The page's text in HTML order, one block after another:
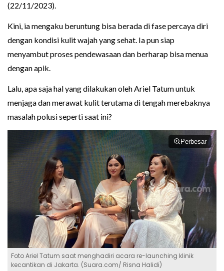
(22/11/2023).
Kini, ia mengaku beruntung bisa berada di fase percaya diri
dengan kondisi kulit wajah yang sehat. Ia pun siap
menyambut proses pendewasaan dan berharap bisa menua
dengan apik.
Lalu, apa saja hal yang dilakukan oleh Ariel Tatum untuk
menjaga dan merawat kulit terutama di tengah merebaknya
masalah polusi seperti saat ini?
Perbesar
Foto Ariel Tatum saat menghadiri acara re-launching klinik
kecantikan di Jakarta. (Suara.com/ Risna Halidi)